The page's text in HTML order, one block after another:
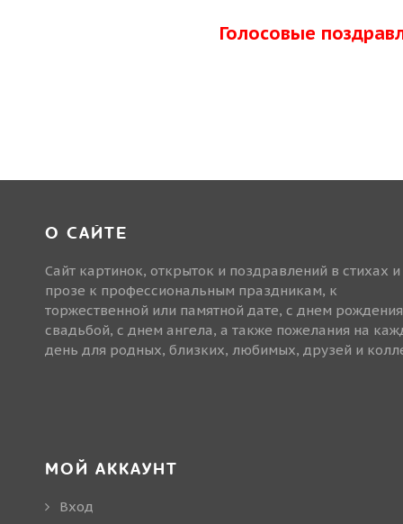
Голосовые
О САЙТЕ
Сайт картинок, открыток и поздравлений в стихах и
прозе к профессиональным праздникам, к
торжественной или памятной дате, с днем
свадьбой, с днем ангела, а также пожелания на
день для родных, близких, любимых, друзей и
МОЙ АККАУНТ
Вход